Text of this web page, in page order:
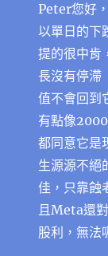
Peter您好，
以單日的下
提的很中肯
長沒有停滯
值不會回
有點像
都同意它是
生源源不絕
佳，只靠蝕
且Meta還
股利，無法